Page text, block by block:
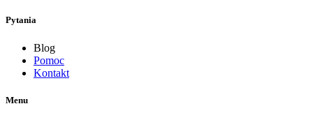
Pytania
Blog
Pomoc
Kontakt
Menu